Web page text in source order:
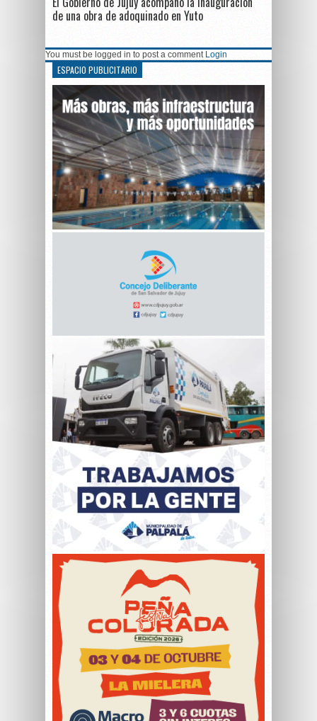
de una obra de adoquinado en Yuto
You must be logged in to post a comment Login
ESPACIO PUBLICITARIO